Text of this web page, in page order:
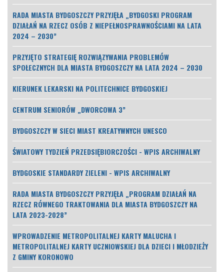
RADA MIASTA BYDGOSZCZY PRZYJĘŁA „BYDGOSKI PROGRAM
DZIAŁAŃ NA RZECZ OSÓB Z NIEPEŁNOSPRAWNOŚCIAMI NA LATA
2024 – 2030”
PRZYJĘTO STRATEGIĘ ROZWIĄZYWANIA PROBLEMÓW
SPOŁECZNYCH DLA MIASTA BYDGOSZCZY NA LATA 2024 – 2030
KIERUNEK LEKARSKI NA POLITECHNICE BYDGOSKIEJ
CENTRUM SENIORÓW „DWORCOWA 3”
BYDGOSZCZY W SIECI MIAST KREATYWNYCH UNESCO
ŚWIATOWY TYDZIEŃ PRZEDSIĘBIORCZOŚCI - WPIS ARCHIWALNY
BYDGOSKIE STANDARDY ZIELENI - WPIS ARCHIWALNY
RADA MIASTA BYDGOSZCZY PRZYJĘŁA „PROGRAM DZIAŁAŃ NA
RZECZ RÓWNEGO TRAKTOWANIA DLA MIASTA BYDGOSZCZY NA
LATA 2023-2028”
WPROWADZENIE METROPOLITALNEJ KARTY MALUCHA I
METROPOLITALNEJ KARTY UCZNIOWSKIEJ DLA DZIECI I MŁODZIEŻY
Z GMINY KORONOWO